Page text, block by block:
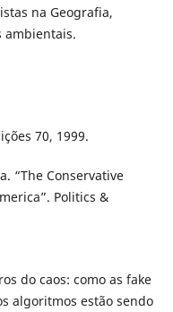
na Geografia,
ambientais.
70, 1999.
“The Conservative
Politics &
do caos: como as fake
algoritmos estão sendo